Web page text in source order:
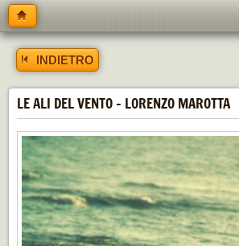
INDIETRO
LE ALI DEL VENTO - LORENZO MAROTTA